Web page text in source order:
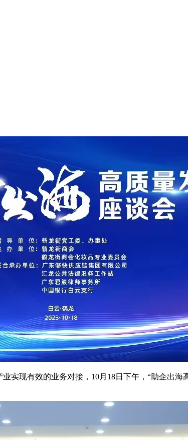
实现有效的业务对接，10月18日下午，“助企出